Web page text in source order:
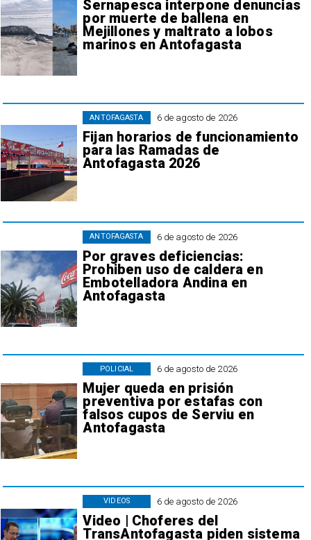
Sernapesca interpone denuncias
por muerte de ballena en
Mejillones y maltrato a lobos
marinos en Antofagasta
6 de agosto de 2026
Fijan horarios de funcionamiento
para las Ramadas de
Antofagasta 2026
ANTOFAGASTA
6 de agosto de 2026
Por graves deficiencias:
Prohiben uso de caldera en
Embotelladora Andina en
Antofagasta
ANTOFAGASTA
6 de agosto de 2026
Mujer queda en prisión
preventiva por estafas con
falsos cupos de Serviu en
Antofagasta
POLICIAL
6 de agosto de 2026
Video | Choferes del
TransAntofagasta piden sistema
VIDEOS